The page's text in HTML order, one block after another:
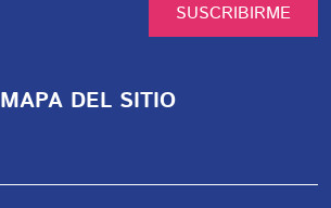
SUSCRIBIRME
MAPA DEL SITIO